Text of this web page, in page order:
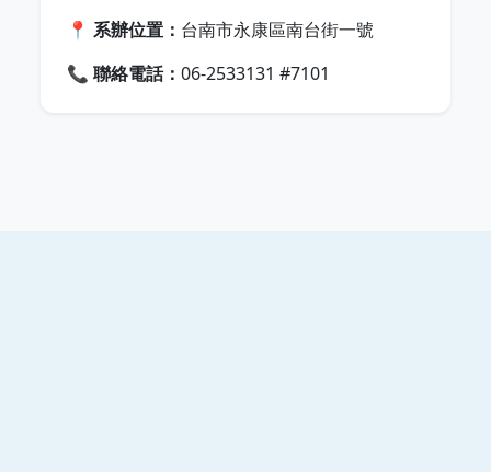
📍 系辦位置： 台南市永康區南台街一號
📞 聯絡電話： 06-2533131 #7101